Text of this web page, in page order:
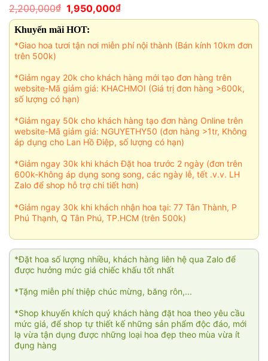
2,200,000₫ Giá
gốc
là:
2,200,000₫.
1,950,000₫Giá
hiện
1,950,000₫.
Khuyến mãi HOT:
*Giao hoa tươi tận nơi miễn phí nội thành (Bán kính 10km đơn
trên 500k)
*Giảm ngay 20k cho khách hàng mới tạo đơn hàng trên
website-Mã giảm giá: KHACHMOI (Giá trị đơn hàng >600k,
số lượng có hạn)
*Giảm ngay 50k cho khách hàng tạo đơn hàng Online trên
website-Mã giảm giá: NGUYETHY50 (đơn hàng >1tr, Không
áp dụng cho Lan Hồ Điệp, số lượng có hạn)
*Giảm ngay 30k khi khách Đặt hoa trước 2 ngày (đơn trên
600k-Không áp dụng song song, các ngày lễ, tết .v.v. LH
Zalo để shop hỗ trợ chi tiết hơn)
*Giảm ngay 30k khi khách nhận hoa tại: 77 Tân Thành, P
Phú Thạnh, Q Tân Phú, TP.HCM (trên 500k)
*Đặt hoa số lượng nhiều, khách hàng liên hệ qua Zalo để
được hưởng mức giá chiếc khấu tốt nhất
*Tặng miễn phí thiệp chúc mừng, băng rôn,...
*Shop khuyến khích quý khách hàng đặt hoa theo yêu cầu
mức giá, để shop tự thiết kế những sản phẩm độc đáo, mới
lạ vừa tận dụng được những loại hoa đẹp theo mùa vừa ít
đụng hàng